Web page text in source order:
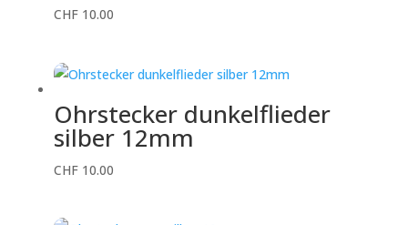
CHF10.00
Ohrstecker dunkelflieder
silber 12mm
CHF10.00